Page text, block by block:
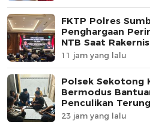
FKTP Polres
Penghargaan
NTB Saat
11 jam yang lalu
Polsek Sekotong
Bermodus
Penculikan
23 jam yang lalu